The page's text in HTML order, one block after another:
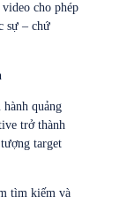
cho phép
sự – chứ
hành quảng
trở thành
target
tìm kiếm và